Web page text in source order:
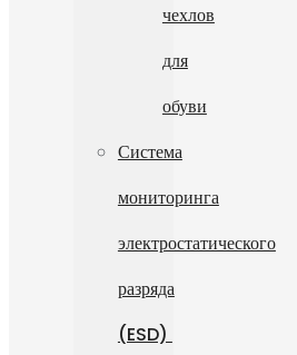
чехлов
для
обуви
Система
мониторинга
электростатического
разряда
(ESD)